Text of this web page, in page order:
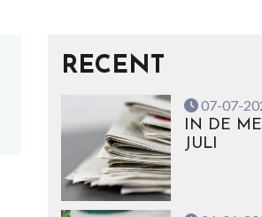
RECENT
07-07-
IN DE
JULI